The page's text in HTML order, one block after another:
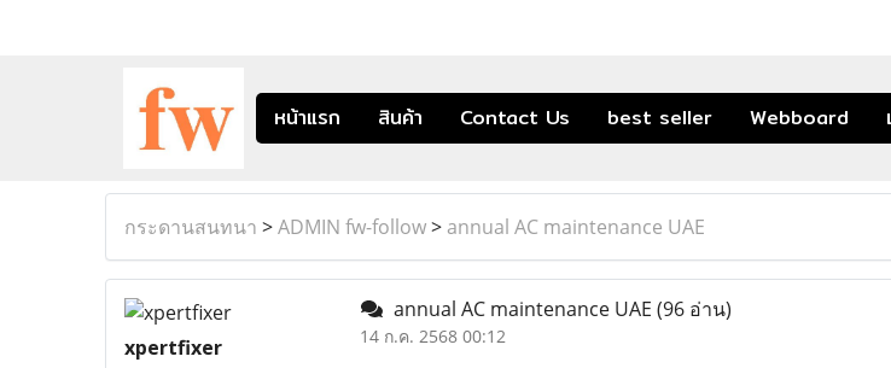
หน้าแรก สินค้า Contact Us best seller Webboard
กระดานสนทนา >ADMIN fw-follow> annual AC maintenance UAE
xpertfixer
annual AC maintenance UAE (96 อ่าน)
14 ก.ค. 2568 00:12